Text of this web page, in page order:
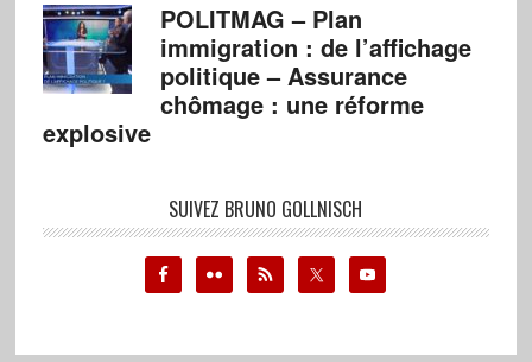
POLITMAG – Plan
immigration : de l’affichage
politique – Assurance
chômage : une réforme
explosive
SUIVEZ BRUNO GOLLNISCH